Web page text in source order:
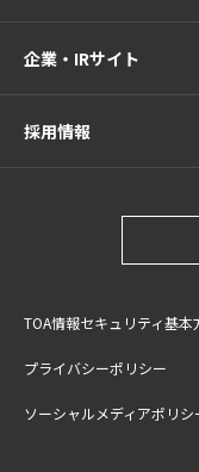
企業・IRサイト
採用情報
TOA情報セキュリティ基本
プライバシーポリシー
ソーシャルメディアポリ